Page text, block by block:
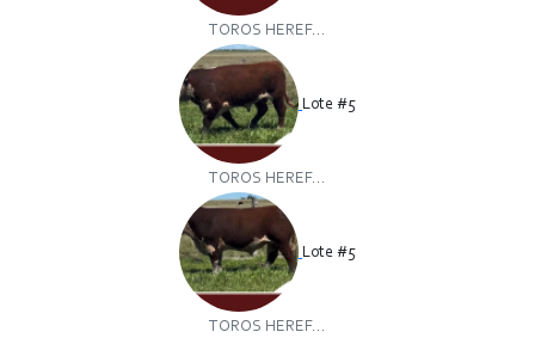
TOROS HEREF...
Lote #5
TOROS HEREF...
Lote #5
TOROS HEREF...